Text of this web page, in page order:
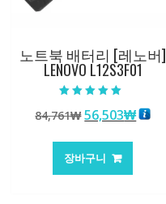
노트북 배터리 [레노버]
LENOVO L12S3F01
5.00
로 평가됨
84,761₩원
가
격:
56,503₩현
장바구니